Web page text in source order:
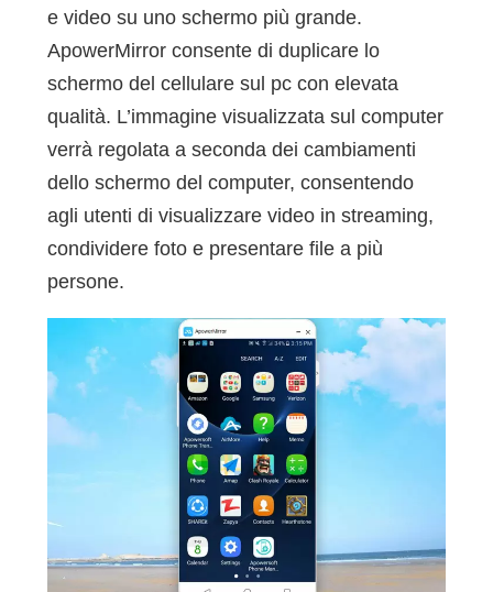
e video su uno schermo più grande.
ApowerMirror consente di duplicare lo
schermo del cellulare sul pc con elevata
qualità. L’immagine visualizzata sul computer
verrà regolata a seconda dei cambiamenti
dello schermo del computer, consentendo
agli utenti di visualizzare video in streaming,
condividere foto e presentare file a più
persone.